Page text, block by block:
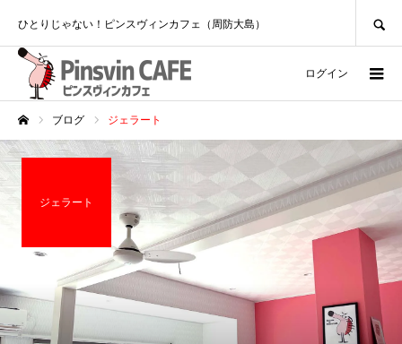
ひとりじゃない！ピンスヴィンカフェ（周防大島）
ログイン
ブログ ジェラート
ジェラート